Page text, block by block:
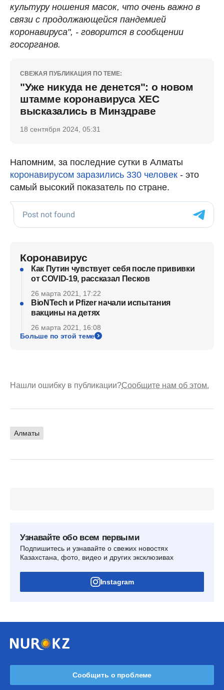
культуру ношения масок, что очень важно в
связи с продолжающейся пандемией
коронавируса", - говорится в сообщении
госорганов.
СВЕЖАЯ ПУБЛИКАЦИЯ ПО ТЕМЕ:
"Уже никуда не денется": о новом
штамме коронавируса ХЕС
высказались в Минздраве
18 сентября 2024, 05:31
Напомним, за последние сутки в Алматы
коронавирусом заразились 330 человек - это
самый высокий показатель по стране.
Коронавирус
Как Путин чувствует себя после прививки
от COVID-19, рассказал Песков
26 марта 2021, 17:22
BioNTech и Pfizer начали испытания
вакцины на детях
26 марта 2021, 16:08
Больше по этой теме
Нашли ошибку в публикации?Сообщите нам об этом.
Алматы
Узнавайте обо всем первыми
Подпишитесь и узнавайте о свежих новостях
Казахстана, фото, видео и других эксклюзивах
Instagram
Сообщить о проблеме